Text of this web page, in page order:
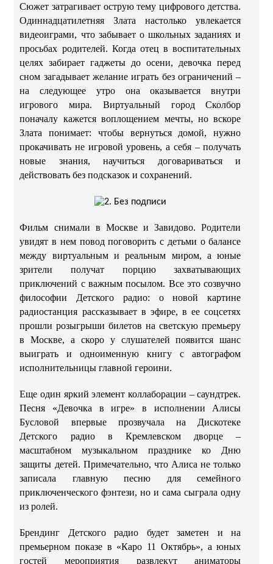
Сюжет затрагивает острую тему цифрового детства.
Одиннадцатилетняя Злата настолько увлекается
видеоиграми, что забывает о школьных заданиях и
просьбах родителей. Когда отец в воспитательных
целях забирает гаджеты до осени, девочка перед
сном загадывает желание играть без ограничений –
на следующее утро она оказывается внутри
игрового мира. Виртуальный город Сколбор
поначалу кажется воплощением мечты, но вскоре
Злата понимает: чтобы вернуться домой, нужно
прокачивать не игровой уровень, а себя – получать
новые знания, научиться договариваться и
действовать без подсказок и сохранений.
Фильм снимали в Москве и Завидово. Родители
увидят в нем повод поговорить с детьми о балансе
между виртуальным и реальным миром, а юные
зрители получат порцию захватывающих
приключений с важным посылом. Все это созвучно
философии Детского радио: о новой картине
радиостанция рассказывает в эфире, в ее соцсетях
прошли розыгрыши билетов на светскую премьеру
в Москве, а скоро у слушателей появится шанс
выиграть и одноименную книгу с автографом
исполнительницы главной героини.
Еще один яркий элемент коллаборации – саундтрек.
Песня «Девочка в игре» в исполнении Алисы
Бусловой впервые прозвучала на Дискотеке
Детского радио в Кремлевском дворце –
масштабном музыкальном празднике ко Дню
защиты детей. Примечательно, что Алиса не только
записала главную песню для семейного
приключенческого фэнтези, но и сама сыграла одну
из ролей.
Брендинг Детского радио будет заметен и на
премьерном показе в «Каро 11 Октябрь», а юных
гостей мероприятия развлекут аниматоры